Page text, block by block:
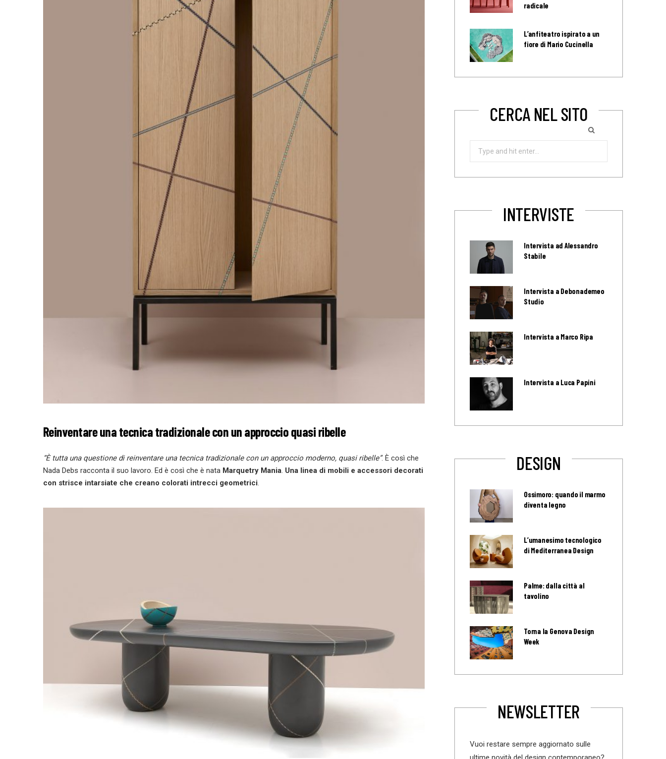
Reinventare una tecnica tradizionale con un approccio quasi ribelle
“È tutta una questione di reinventare una tecnica tradizionale con un approccio moderno, quasi ribelle”. È così che
Nada Debs racconta il suo lavoro. Ed è così che è nata Marquetry Mania. Una linea di mobili e accessori decorati
con strisce intarsiate che creano colorati intrecci geometrici.
radicale
L’anfiteatro ispirato a un
fiore di Mario Cucinella
CERCA NEL SITO
Search
INTERVISTE
Intervista ad Alessandro
Stabile
Intervista a Debonademeo
Studio
Intervista a Marco Ripa
Intervista a Luca Papini
DESIGN
Ossimoro: quando il marmo
diventa legno
L’umanesimo tecnologico
di Mediterranea Design
Palme: dalla città al
tavolino
Torna la Genova Design
Week
NEWSLETTER
Vuoi restare sempre aggiornato sulle